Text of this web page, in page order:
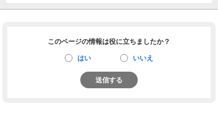
このページの情報は役に立ちましたか？
はい いいえ
送信する